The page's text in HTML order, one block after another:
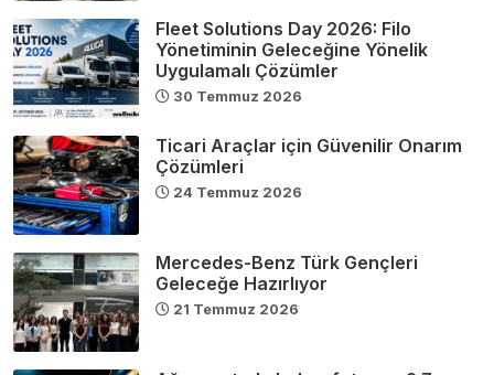
Fleet Solutions Day 2026: Filo
Yönetiminin Geleceğine Yönelik
Uygulamalı Çözümler
30 Temmuz 2026
Ticari Araçlar için Güvenilir Onarım
Çözümleri
24 Temmuz 2026
Mercedes-Benz Türk Gençleri
Geleceğe Hazırlıyor
21 Temmuz 2026